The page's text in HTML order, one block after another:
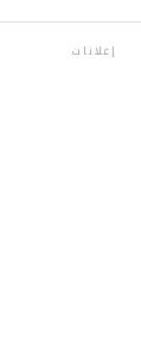
إعلانات